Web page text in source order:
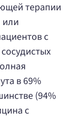
терапии
с
в 69%
(94%
с